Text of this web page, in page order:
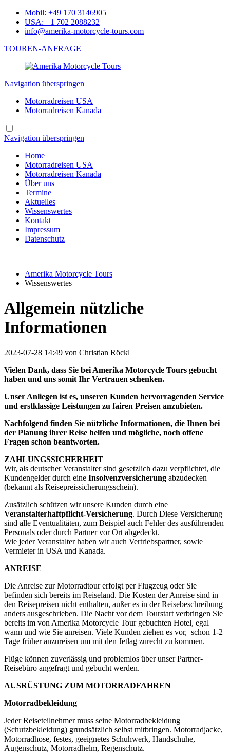
Mobil: +49 170 3146905
USA: +1 702 2088232
info@amerika-motorcycle-tours.com
TOUREN-ANFRAGE
Navigation überspringen
Motorradreisen USA
Motorradreisen Kanada
Navigation überspringen
Home
Motorradreisen USA
Motorradreisen Kanada
Über uns
Termine
Aktuelles
Wissenswertes
Kontakt
Impressum
Datenschutz
Amerika Motorcycle Tours
Wissenswertes
Allgemein nützliche
Informationen
2023-07-28 14:49 von Christian Röckl
Vielen Dank, dass Sie bei Amerika Motorcycle Tours gebucht
haben und uns somit Ihr Vertrauen schenken.
Unser Anliegen ist es, unseren Kunden hervorragenden Service
und erstklassige Leistungen zu fairen Preisen anzubieten.
Nachfolgend finden Sie nützliche Informationen, die Ihnen bei
der Planung ihrer Reise helfen und mögliche, noch offene
Fragen schon beantworten.
ZAHLUNGSSICHERHEIT
Wir, als deutscher Veranstalter sind gesetzlich dazu verpflichtet, die
Kundengelder durch eine Insolvenzversicherung abzudecken
(bekannt als Reisepreissicherungsschein).
Zusätzlich schützen wir unsere Kunden durch eine
Veranstalterhaftpflicht-Versicherung. Durch Diese Versicherung
sind alle Eventualitäten, zum Beispiel auch Fehler des ausführenden
Personals oder durch Partner vor Ort abgedeckt.
Wie jeder Veranstalter haben wir auch Vertriebspartner, sowie
Vermieter in USA und Kanada.
ANREISE
Die Anreise zur Motorradtour erfolgt per Flugzeug oder Sie
befinden sich bereits im Reiseland. Die Kosten der Anreise sind in
den Reisepreisen nicht enthalten, außer es in der Reisebeschreibung
anders ausgeschrieben. Die Nacht vor dem Tourstart verbringen Sie
bereits im von Amerika Motorcycle Tour gebuchten Hotel, egal
wann und wie Sie anreisen. Viele Kunden ziehen es vor, schon 1-2
Tage früher anzureisen um mit den Jetlag zurecht zu kommen.
Flüge können zuverlässig und problemlos über unser Partner-
Reisebüro angefragt und gebucht werden.
AUSRÜSTUNG ZUM MOTORRADFAHREN
Motorradbekleidung
Jeder Reiseteilnehmer muss seine Motorradbekleidung
(Schutzbekleidung) grundsätzlich selbst mitbringen. Motorradjacke,
Motorradhose, festes, geeignetes Schuhwerk, Handschuhe,
Augenschutz, Motorradhelm, Regenschutz.